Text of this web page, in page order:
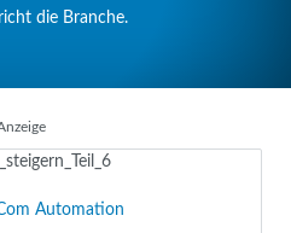
die Branche.
Automation